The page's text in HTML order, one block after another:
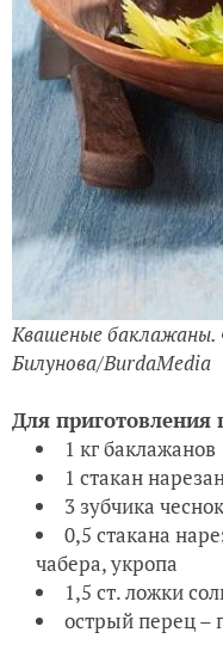
Квашеные
Билунова/BurdaMedia
Для приготовления
1 кг баклажанов
1 стакан
3 зубчика
0,5 стакана
чабера, укропа
1,5 ст. ложки
острый перец –